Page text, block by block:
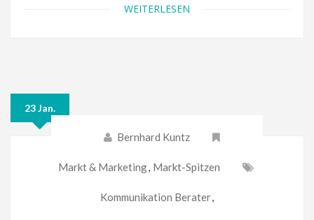
WEITERLESEN
23 Jan.
Bernhard Kuntz
Markt & Marketing, Markt-Spitzen
Kommunikation Berater,